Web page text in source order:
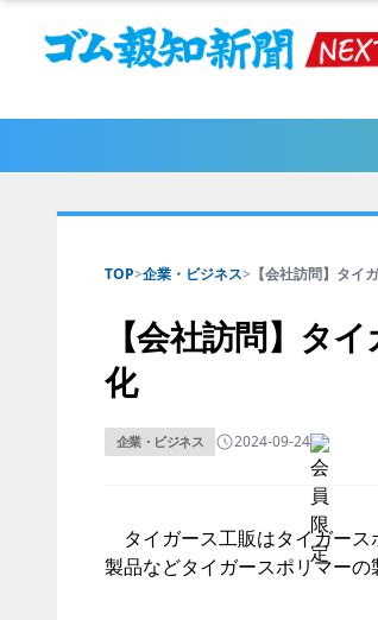
TOP>企業・ビジネス> 【会社訪問】タイ
【会社訪問】タ
化
企業・ビジネス 2024-09-24
タイガース工販はタイガース
製品などタイガースポリマー